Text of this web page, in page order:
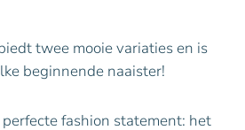
twee mooie variaties en is
beginnende naaister!
fashion statement: het